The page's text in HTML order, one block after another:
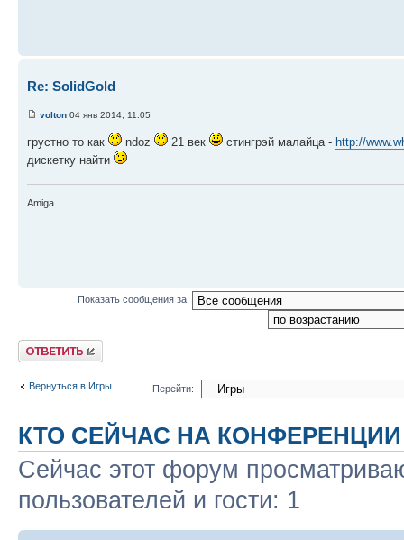
Re: SolidGold
volton 04 янв 2014, 11:05
грустно то как ndoz 21 век стингрэй малайца - http://
дискетку найти
Amiga
Показать сообщения за:
Ответить
Вернуться в Игры Перейти:
КТО СЕЙЧАС НА КОНФЕРЕНЦИИ
Сейчас этот форум
пользователей и гости: 1